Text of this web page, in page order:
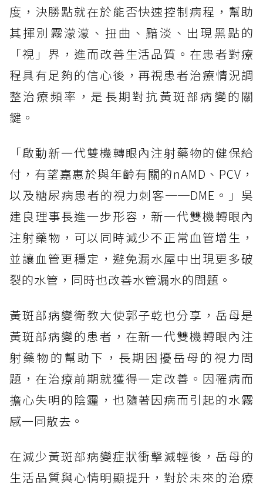
度，決勝點就在於能否快速控制病程，幫助
其揮別霧濛濛、扭曲、黯淡、出現黑點的
「視」界，進而改善生活品質。在患者對療
程具有足夠的信心後，再視患者治療情況調
整治療頻率，是長期對抗黃斑部病變的關
鍵。
「啟動新一代雙機轉眼內注射藥物的健保給
付，有望嘉惠於與年齡有關的nAMD、PCV，
以及糖尿病患者的視力刺客──DME。」吳
建良理事長進一步形容，新一代雙機轉眼內
注射藥物，可以同時減少不正常血管增生，
並讓血管更穩定，避免漏水屋中出現更多破
裂的水管，同時也改善水管漏水的問題。
黃斑部病變衛教大使郭子乾也分享，岳母是
黃斑部病變的患者，在新一代雙機轉眼內注
射藥物的幫助下，長期困擾岳母的視力問
題，在治療前期就獲得一定改善。因罹病而
擔心失明的陰霾，也隨著因病而引起的水霧
感一同散去。
在減少黃斑部病變症狀衝擊減輕後，岳母的
生活品質與心情明顯提升，對於未來的治療